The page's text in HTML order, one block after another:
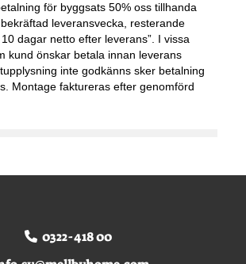
för byggsats 50% oss tillhanda
leveransvecka, resterande
dagar netto efter leverans”. I vissa
kund önskar betala innan leverans
inte godkänns sker betalning
Montage faktureras efter genomförd
0322-418 00